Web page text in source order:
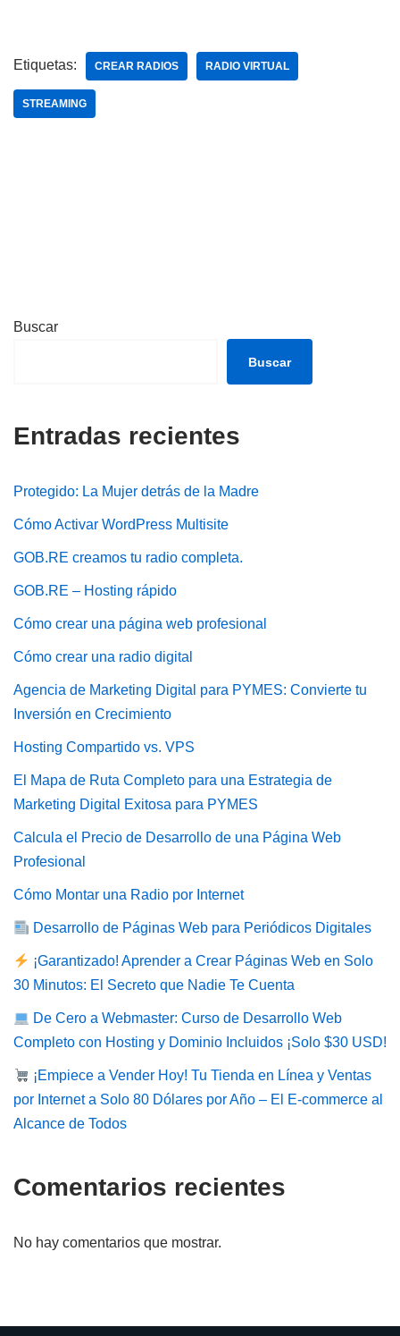
Etiquetas: CREAR RADIOS RADIO VIRTUAL
STREAMING
Buscar
Buscar
Entradas recientes
Protegido: La Mujer detrás de la Madre
Cómo Activar WordPress Multisite
GOB.RE creamos tu radio completa.
GOB.RE – Hosting rápido
Cómo crear una página web profesional
Cómo crear una radio digital
Agencia de Marketing Digital para PYMES: Convierte tu
Inversión en Crecimiento
Hosting Compartido vs. VPS
El Mapa de Ruta Completo para una Estrategia de
Marketing Digital Exitosa para PYMES
Calcula el Precio de Desarrollo de una Página Web
Profesional
Cómo Montar una Radio por Internet
Desarrollo de Páginas Web para Periódicos Digitales
¡Garantizado! Aprender a Crear Páginas Web en Solo
30 Minutos: El Secreto que Nadie Te Cuenta
De Cero a Webmaster: Curso de Desarrollo Web
Completo con Hosting y Dominio Incluidos ¡Solo $30 USD!
¡Empiece a Vender Hoy! Tu Tienda en Línea y Ventas
por Internet a Solo 80 Dólares por Año – El E-commerce al
Alcance de Todos
Comentarios recientes
No hay comentarios que mostrar.